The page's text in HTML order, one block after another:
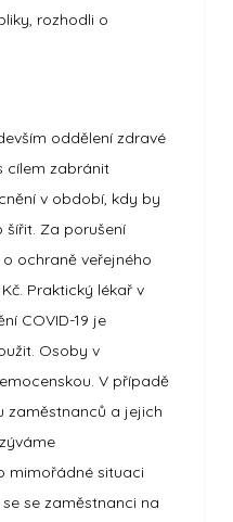
rozhodli o
oddělení zdravé
cílem zabránit
v období, kdy by
Za porušení
ochraně veřejného
Praktický lékař v
COVID-19 je
Osoby v
V případě
zaměstnanců a jejich
mimořádné situaci
se zaměstnanci na